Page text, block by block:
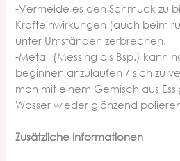
-Vermeide es den Schmuck zu
Krafteinwirkungen (auch beim
unter Umständen zerbrechen.
-Metall (Messing als Bsp.) kann
beginnen anzulaufen / sich zu
man mit einem Gemisch aus
Wasser wieder glänzend
Zusätzliche Informationen